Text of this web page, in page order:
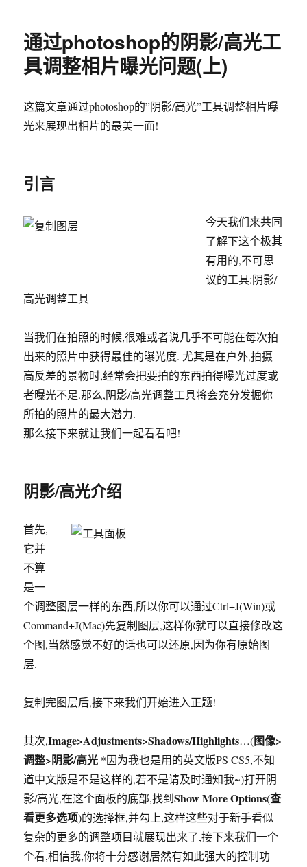
的
阴
影/
工
具
通过photoshop的阴影/高光工
具调整相片曝光问题(上)
这篇文章通过photoshop的”阴影/高光”工具调整相片曝
光来展现出相片的最美一面!
引言
今天我们来共同
了解下这个极其
有用的,不可思
议的工具:阴影/
高光调整工具
当我们在拍照的时候,很难或者说几乎不可能在每次拍
出来的照片中获得最佳的曝光度. 尤其是在户外,拍摄
高反差的景物时,经常会把要拍的东西拍得曝光过度或
者曝光不足.那么,阴影/高光调整工具将会充分发掘你
所拍的照片的最大潜力.
那么接下来就让我们一起看看吧!
阴影/高光介绍
首先,
它并
不算
是一
个调整图层一样的东西,所以你可以通过Ctrl+J(Win)或
Command+J(Mac)先复制图层,这样你就可以直接修改这
个图,当然感觉不好的话也可以还原,因为你有原始图
层.
复制完图层后,接下来我们开始进入正题!
其次,Image>Adjustments>Shadows/Highlights…(图像>
调整>阴影/高光 *因为我也是用的英文版PS CS5,不知
道中文版是不是这样的,若不是请及时通知我~)打开阴
影/高光,在这个面板的底部,找到Show More Options(查
看更多选项)的选择框,并勾上,这样这些对于新手看似
复杂的更多的调整项目就展现出来了,接下来我们一个
个看,相信我,你将十分感谢居然有如此强大的控制功